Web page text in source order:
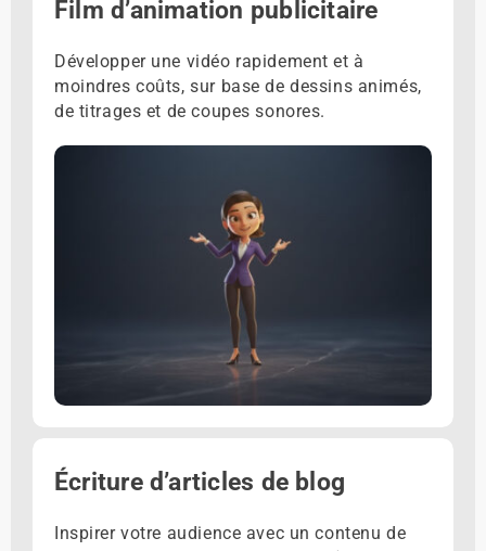
Film d’animation publicitaire
Développer une vidéo rapidement et à
moindres coûts, sur base de dessins animés,
de titrages et de coupes sonores.
Écriture d’articles de blog
Inspirer votre audience avec un contenu de